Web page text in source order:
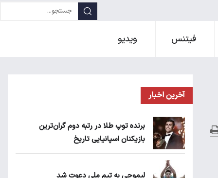
فیتنس ویدیو
آخرین اخبار
برنده توپ طلا در رتبه دوم گران‌ترین
بازیکنان اسپانیایی تاریخ